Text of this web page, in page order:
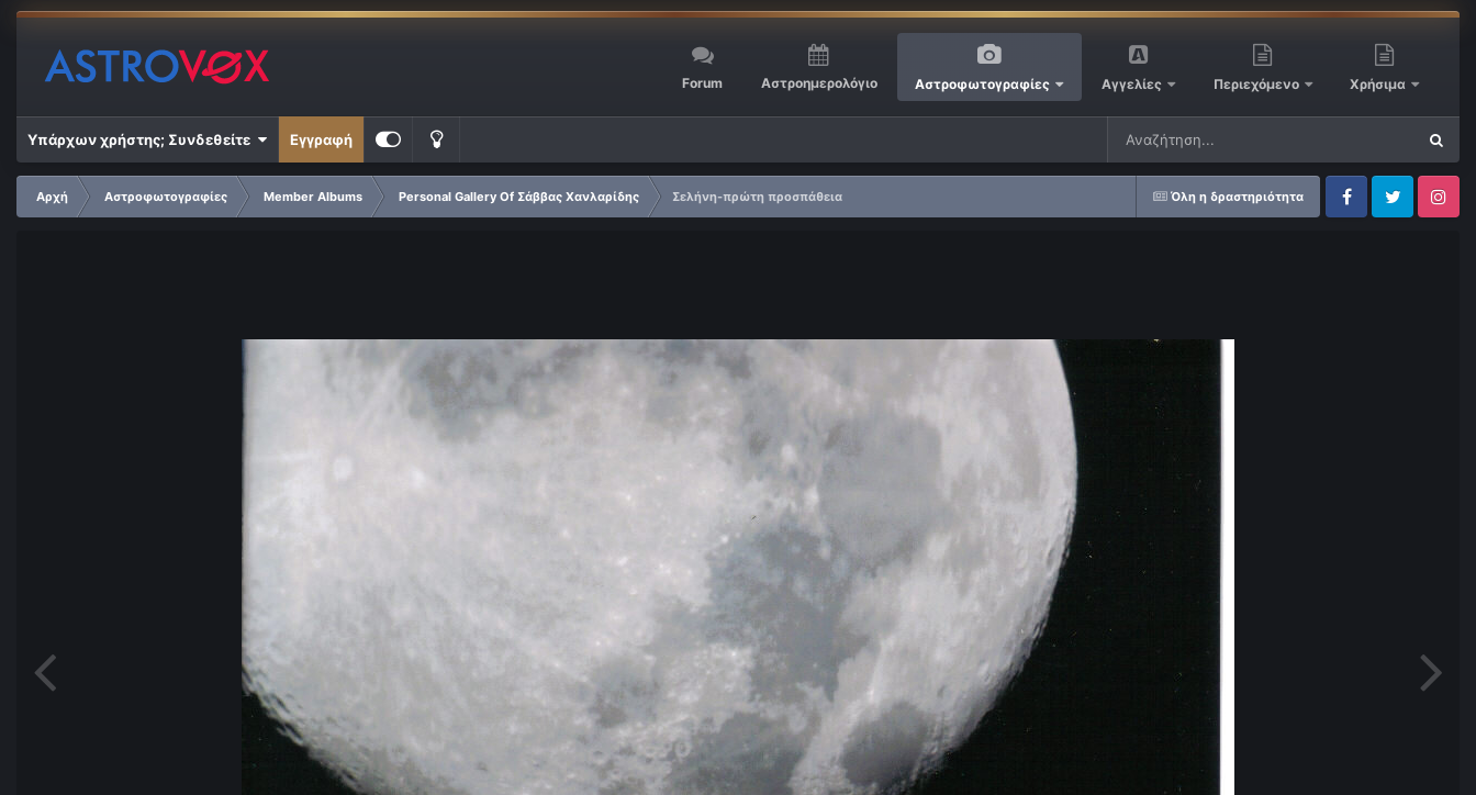
Forum Αστροημερολόγιο Αστροφωτογραφίες Αγγελίες Περιεχόμενο Χρήσιμα
Υπάρχων χρήστης; Συνδεθείτε Εγγραφή
Όλη η δραστηριότητα
Αρχή Αστροφωτογραφίες Member Albums Personal Gallery Of Σάββας Χανλαρίδης
Σελήνη-πρώτη προσπάθεια
FacebookTwitter Instagram